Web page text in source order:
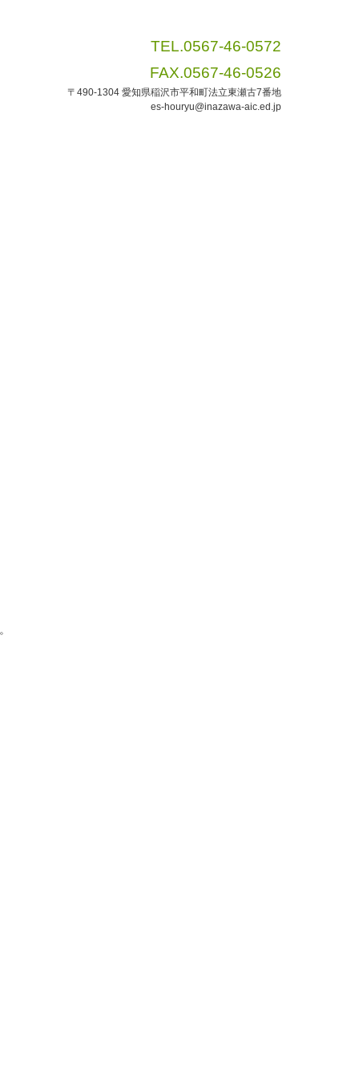
TEL.0567-46-0572
FAX.0567-46-0526
〒490-1304 愛知県稲沢市平和町法立東瀬古7番地
es-houryu@inazawa-aic.ed.jp